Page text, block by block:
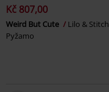
Kč 807,00
Weird But Cute
Lilo & Stitch
Pyžamo